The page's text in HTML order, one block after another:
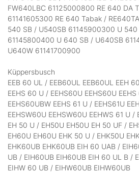
FW640LBC 61125000800 RE 640 DA
61141605300 RE 640 Tabak /
540 SB / U540SB 61145900300 U 540
61145800400 U 640 SB / U640SB
U640W 61141700900
Küppersbusch
EEB 60 UL / EEB60UL EEB60UL EEH
EEHS 60 U / EEHS60U EEHS60U
EEHS60UBW EEHS 61 U / EEHS61U
EEHSW60U EEHSW60U EEHWS 61 U /
EH 50 U / EH50U EH50U EH 50 UF /
EH60U EH60U EHK 50 U / EHK50U
EHK60UB EHK60UB EIH 60 UAB /
UB / EIH60UB EIH60UB EIH 60 UL B /
EIHW 60 UB / EIHW60UB EIHW60UB